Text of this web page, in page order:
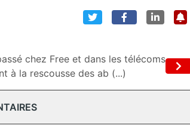
chez Free et dans les télécoms
à la rescousse des ab (...)